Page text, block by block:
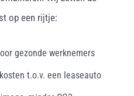
op een rijtje:
gezonde werknemers
t.o.v. een leaseauto